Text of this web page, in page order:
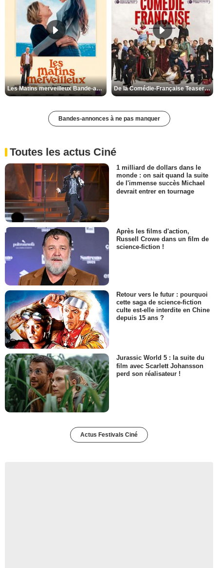
Les Matins merveilleux Bande-annonce VF De la Comédie-Française Teaser VF
Bandes-annonces à ne pas manquer
Toutes les actus Ciné
1 milliard de dollars dans le
monde : on sait quand la suite
de l'immense succès Michael
devrait entrer en tournage
Après les films d'action,
Russell Crowe dans un film de
science-fiction !
Retour vers le futur : pourquoi
cette saga de science-fiction
culte est-elle interdite en Chine
depuis 15 ans ?
Jurassic World 5 : la suite du
film avec Scarlett Johansson
perd son réalisateur !
Actus Festivals Ciné